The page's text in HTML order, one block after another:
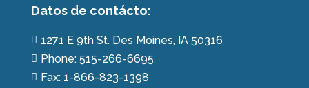
Datos de contácto:
 1271 E 9th St. Des Moines, IA 50316
 Phone: 515-266-6695
 Fax: 1-866-823-1398